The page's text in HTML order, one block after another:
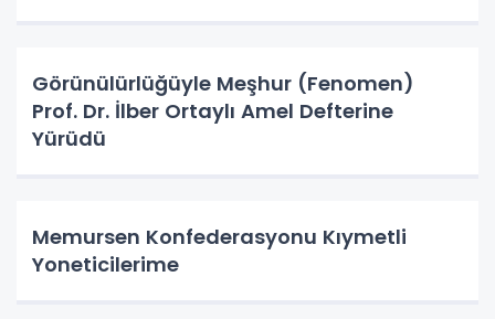
Görünülürlüğüyle Meşhur (Fenomen)
Prof. Dr. İlber Ortaylı Amel Defterine
Yürüdü
Memursen Konfederasyonu Kıymetli
Yoneticilerime